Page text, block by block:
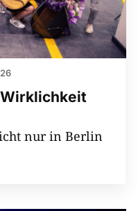
nur in Berlin